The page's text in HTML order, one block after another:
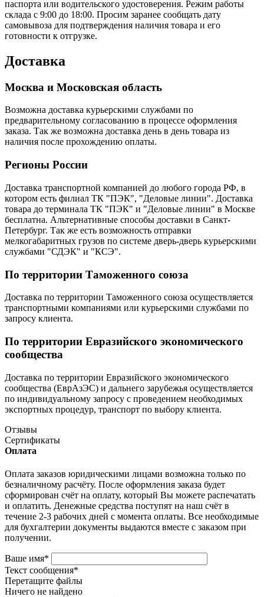
паспорта или водительского удостоверения. Режим работы
склада с 9:00 до 18:00. Просим заранее сообщать дату
самовывоза для подтверждения наличия товара и его
готовности к отгрузке.
Доставка
Москва и Московская область
Возможна доставка курьерскими службами по
предварительному согласованию в процессе оформления
заказа. Так же возможна доставка день в день товара из
наличия после прохождению оплаты.
Регионы России
Доставка транспортной компанией до любого города РФ, в
котором есть филиал ТК "ПЭК", "Деловые линии". Доставка
товара до терминала ТК "ПЭК" и "Деловые линии" в Москве
бесплатна. Альтернативные способы доставки в Санкт-
Петербург. Так же есть возможность отправки
мелкогабаритных грузов по системе дверь-дверь курьерскими
службами "СДЭК" и "КСЭ".
По территории Таможенного союза
Доставка по территории Таможенного союза осуществляется
транспортными компаниями или курьерскими службами по
запросу клиента.
По территории Евразийского экономического
сообщества
Доставка по территории Евразийского экономического
сообщества (ЕврАзЭС) и дальнего зарубежья осуществляется
по индивидуальному запросу с проведением необходимых
экспортных процедур, транспорт по выбору клиента.
Отзывы
Сертификаты
Оплата
Оплата заказов юридическими лицами возможна только по
безналичному расчёту. После оформления заказа будет
сформирован счёт на оплату, который Вы можете распечатать
и оплатить. Денежные средства поступят на наш счёт в
течение 2-3 рабочих дней с момента оплаты. Все необходимые
для бухгалтерии документы выдаются вместе с заказом при
получении.
Ваше имя*
Текст сообщения*
Перетащите файлы
Ничего не найдено